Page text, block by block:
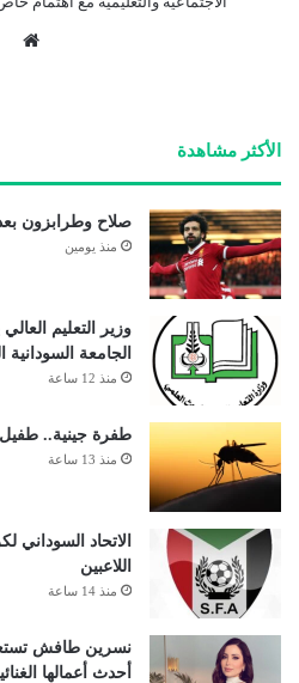
الأكثر مشاهدة
صلاح وطرابزون بعد
منذ يومين
وزير التعليم
الجامعة السودانية
منذ 12 ساعة
طفرة جينية.. طفيل
منذ 13 ساعة
الاتحاد السوداني
اللاعبين
منذ 14 ساعة
نسرين طافش
أحدث أعمالها